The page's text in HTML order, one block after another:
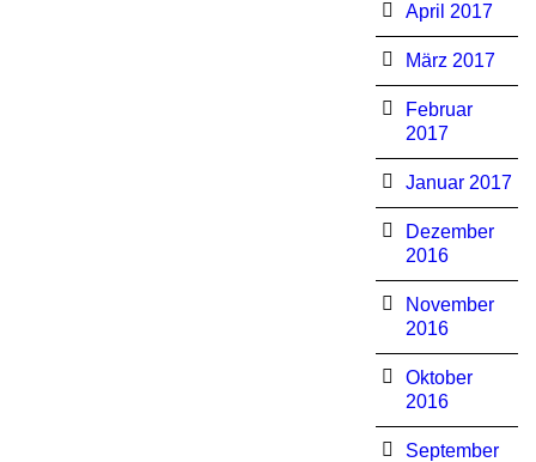
April 2017
März 2017
Februar
2017
Januar 2017
Dezember
2016
November
2016
Oktober
2016
September